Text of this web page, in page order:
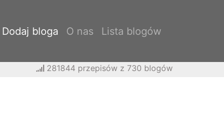
Dodaj bloga O nas Lista blogów
281844 przepisów z 730 blogów